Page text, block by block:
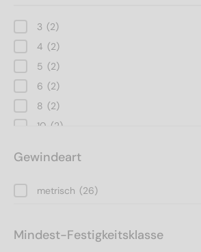
3 (2)
4 (2)
5 (2)
6 (2)
8 (2)
10 (2)
16
(2)
(2)
Gewindeart
metrisch (26)
Mindest-Festigkeitsklasse